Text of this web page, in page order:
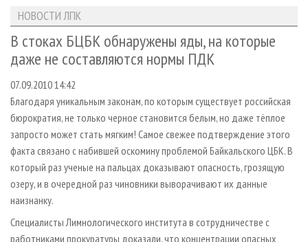
ЛЕСОЗАГОТОВКА
ЛЕСОПИЛЕНИЕ
СУШКА ДРЕВЕСИНЫ
ПРОИЗВОДСТВО ДРЕВЕСНЫХ ПЛИТ
ДЕРЕВЯННОЕ ДОМОСТРОЕНИЕ
ПРОИЗВОДСТВО МЕБЕЛИ
БИОЭНЕРГЕТИКА
ИНСТРУМЕНТ И МАТЕРИАЛЫ
НОВОСТИ ЛПК
НОВОСТИ ЖУРНАЛА
ПРОЕКТЫ ЛПИ
АНАЛИТИКА
ПРЕДПРИЯТИЯ ЛПК
ПЕРСОНЫ
МОБИЛЬНЫЕ ВЫСТАВКИ
ОФИЦИАЛЬНЫЕ ДЕЛЕГАЦИИ
ПРИОРИТЕТНЫЕ ИНВЕСТПРОЕКТЫ
RUSSIAN FORESTRY REVIEW
БИБЛИОТЕКА СПЕЦИАЛИСТА
АРХИВ ЖУРНАЛОВ
О ЖУРНАЛЕ
ПОДПИСКА
КОНТАКТЫ
РЕКЛАМОДАТЕЛЯМ
РЕКЛАМА
РЕКЛАМА НА САЙТЕ
НОВОСТИ ЛПК
В стоках БЦБК обнаружены яды, на которые
даже не составляются нормы ПДК
07.09.2010 14:42
Благодаря уникальным законам, по которым существует российская
бюрократия, не только черное становится белым, но даже тёплое
запросто может стать мягким! Самое свежее подтверждение этого
факта связано с набившей оскомину проблемой Байкальского ЦБК. В
который раз ученые на пальцах доказывают опасность, грозящую
озеру, и в очередной раз чиновники выворачивают их данные
наизнанку.
Специалисты Лимнологического института в сотрудничестве с
работниками прокуратуры доказали, что концентрации опасных